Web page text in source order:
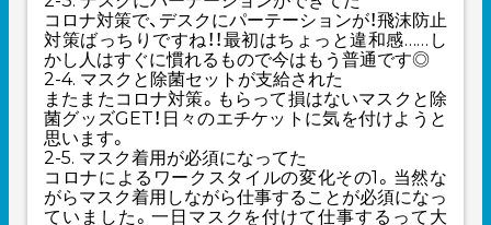
コロナ対策で、デスクにパーテーションが！飛沫防止
対策ばっちりですね！！最初はちょっと違和感…… し
かし人はすぐに慣れるもので今はもう普通です◎
2-4. マスクと除菌セットが支給された
またまたコロナ対策。もらって損はないマスクと除
菌グッズGET！日々のエチケットに気を付けようと
思います。
2-5. マスク着用が必須になってた
コロナによるワークスタイルの変化その1。当然な
がらマスク着用しながら仕事することが必須になっ
ていました。一日マスクを付けて仕事するって大